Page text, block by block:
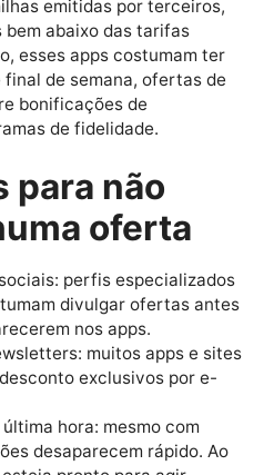
é comum se deparar
boas demais para ser
são. Por isso, fique
bagagem ou taxas;
de segurança;
claras de reembolso e
ponto de partida, mas
plataformas confiáveis ou
aérea.
com milhas: